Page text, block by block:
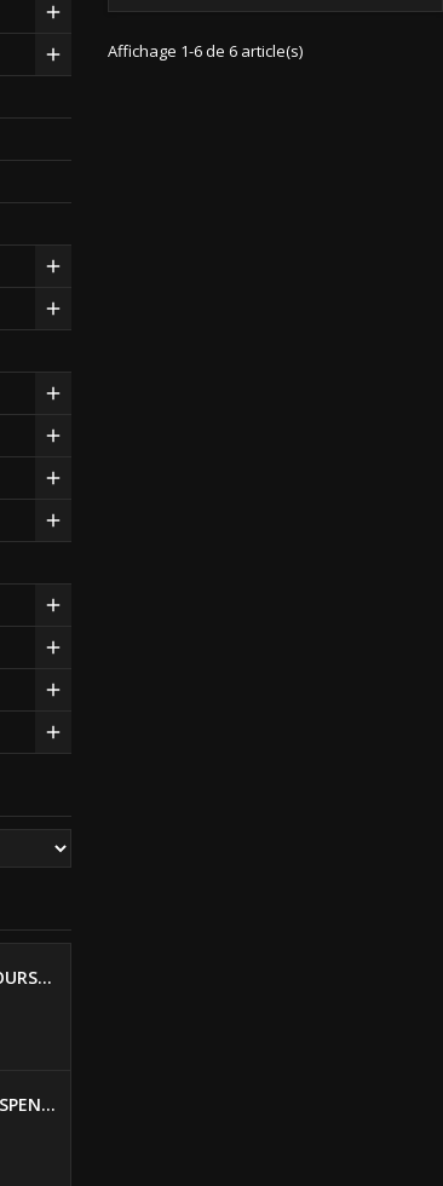
NUMÉRO DE COURSE US 17 CM NOIR
CLAPETS DE SUSPENSIONS DIAMÈTRE 6MM
Affichage 1-6 de 6 article(s)